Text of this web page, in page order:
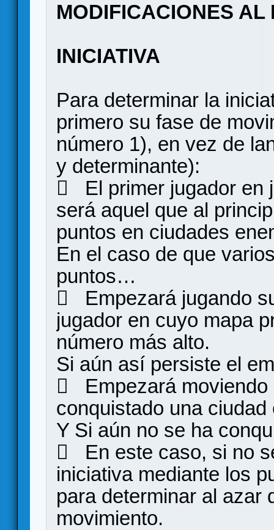
MODIFICACIONES AL
INICIATIVA
Para determinar la
primero su fase de
número 1), en vez de
y determinante):
 El primer jugador en
será aquel que al
puntos en ciudades
En el caso de que
puntos…
 Empezará jugando
jugador en cuyo mapa
número más alto.
Si aún así persiste el
 Empezará moviendo
conquistado una
Y Si aún no se ha
 En este caso, si no
iniciativa mediante los
para determinar al azar
movimiento.